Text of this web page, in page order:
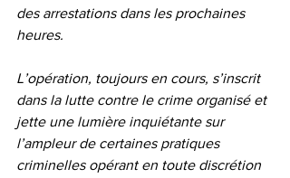
des arrestations dans les prochaines
heures.
L’opération, toujours en cours, s’inscrit
dans la lutte contre le crime organisé et
jette une lumière inquiétante sur
l’ampleur de certaines pratiques
criminelles opérant en toute discrétion